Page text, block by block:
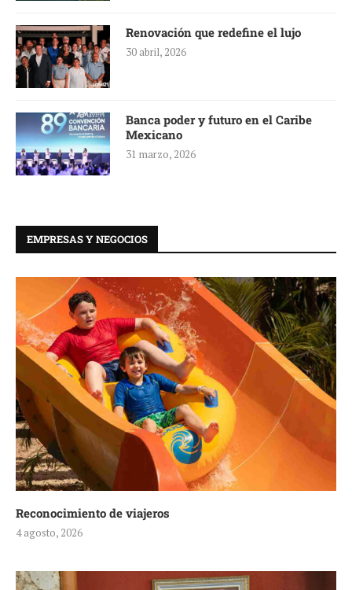
Renovación que redefine el lujo
30 abril, 2026
Banca poder y futuro en el Caribe
Mexicano
31 marzo, 2026
EMPRESAS Y NEGOCIOS
Reconocimiento de viajeros
4 agosto, 2026